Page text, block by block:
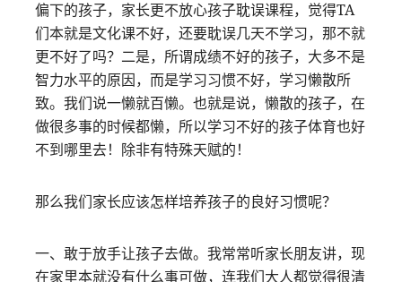
偏下的孩子，家长更不放心孩子耽误课程，觉得TA
们本就是文化课不好，还要耽误几天不学习，那不就
更不好了吗？二是，所谓成绩不好的孩子，大多不是
智力水平的原因，而是学习习惯不好，学习懒散所
致。我们说一懒就百懒。也就是说，懒散的孩子，在
做很多事的时候都懒，所以学习不好的孩子体育也好
不到哪里去！除非有特殊天赋的！
那么我们家长应该怎样培养孩子的良好习惯呢？
一、敢于放手让孩子去做。我常常听家长朋友讲，现
在家里本就没有什么事可做，连我们大人都觉得很清